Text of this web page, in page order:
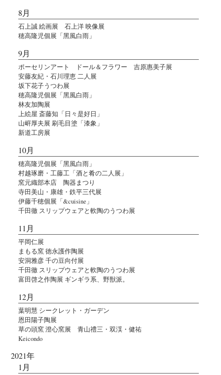
8月
石上誠 絵画展 石上洋 映像展
穂高隆児個展「黑風白雨」
9月
ポーセリンアート ドール＆フラワー 吉原惠美子展
安藤友紀・石川理恵 二人展
坂下花子うつわ展
穂高隆児個展「黑風白雨」
林友加陶展
上絵屋 斎藤知「日々是好日」
山㟁厚夫展 刷毛目塗「漆象」
新道工房展
10月
穂高隆児個展「黑風白雨」
村越琢磨・工藤工「酒と肴の二人展」
窯元織部本店 陶器まつり
寺田美山・康雄・鉄平三代展
伊藤千穂個展「&cuisine」
千田徹 スリップウェアと軟陶のうつわ展
11月
平岡仁展
まもる窯 徳永護作陶展
安洞雅彦 千の豆向付展
千田徹 スリップウェアと軟陶のうつわ展
富田啓之作陶展 ギンギラ系、野獣派。
12月
葉明慧 シークレット・ガーデン
恩田陽子陶展
草の頭窯 澄心窯展 青山禮三・双渓・健祐
Keicondo
2021年
1月